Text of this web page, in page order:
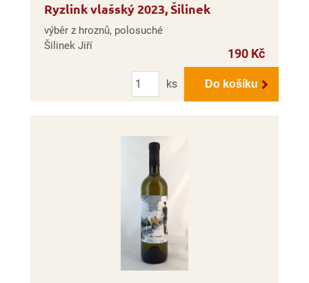
Ryzlink vlašský 2023, Šilinek
výběr z hroznů, polosuché
Šilinek Jiří
190 Kč
Počet
ks
Do košíku